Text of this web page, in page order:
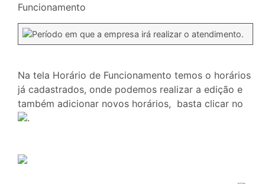
Funcionamento
Período em que a empresa irá realizar o atendimento.
Na tela Horário de Funcionamento temos o horários
já cadastrados, onde podemos realizar a edição e
também adicionar novos horários, basta clicar no
.